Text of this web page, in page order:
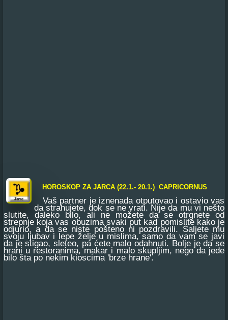
HOROSKOP ZA JARCA (22.1.- 20.1.) CAPRICORNUS
Vaš partner je iznenada otputovao i ostavio vas
da strahujete, dok se ne vrati. Nije da mu vi nešto
slutite, daleko bilo, ali ne možete da se otrgnete od
strepnje koja vas obuzima svaki put kad pomislite kako je
odjurio, a da se niste pošteno ni pozdravili. Šaljete mu
svoju ljubav i lepe želje u mislima, samo da vam se javi
da je stigao, sleteo, pa ćete malo odahnuti. Bolje je da se
hrani u restoranima, makar i malo skupljim, nego da jede
bilo šta po nekim kioscima 'brze hrane'.